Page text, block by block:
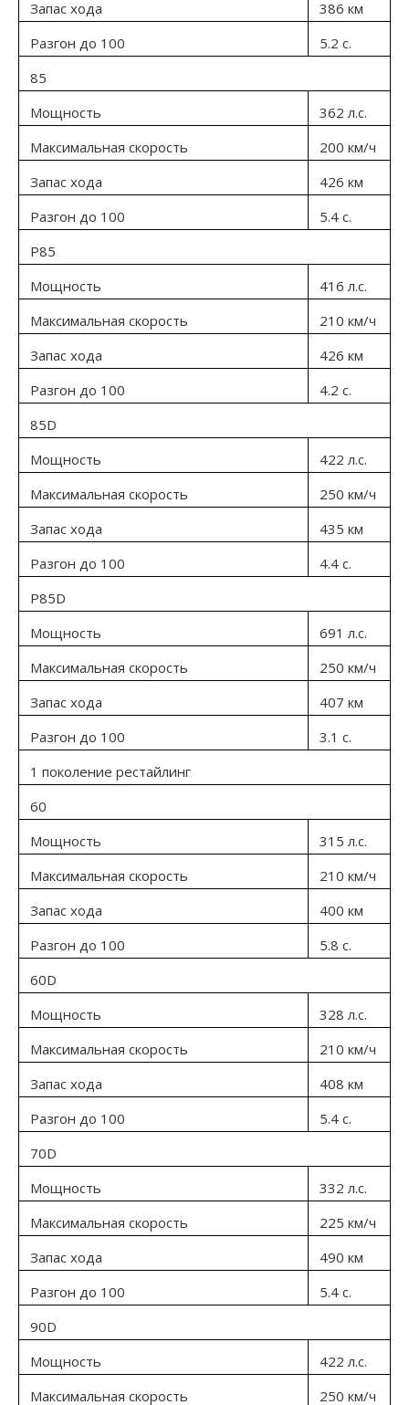
Запас хода
386 км
Разгон до 100
5.2 с.
85
Мощность
362 л.с.
Максимальная скорость
200 км/ч
Запас хода
426 км
Разгон до 100
5.4 с.
P85
Мощность
416 л.с.
Максимальная скорость
210 км/ч
Запас хода
426 км
Разгон до 100
4.2 с.
85D
Мощность
422 л.с.
Максимальная скорость
250 км/ч
Запас хода
435 км
Разгон до 100
4.4 с.
P85D
Мощность
691 л.с.
Максимальная скорость
250 км/ч
Запас хода
407 км
Разгон до 100
3.1 с.
1 поколение рестайлинг
60
Мощность
315 л.с.
Максимальная скорость
210 км/ч
Запас хода
400 км
Разгон до 100
5.8 с.
60D
Мощность
328 л.с.
Максимальная скорость
210 км/ч
Запас хода
408 км
Разгон до 100
5.4 с.
70D
Мощность
332 л.с.
Максимальная скорость
225 км/ч
Запас хода
490 км
Разгон до 100
5.4 с.
90D
Мощность
422 л.с.
Максимальная скорость
250 км/ч